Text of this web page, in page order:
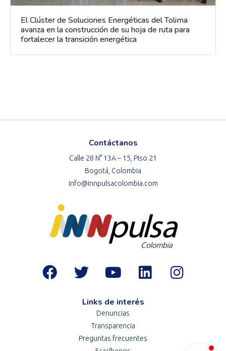
El Clúster de Soluciones Energéticas del Tolima
avanza en la construcción de su hoja de ruta para
fortalecer la transición energética
Contáctanos
Calle 28 N° 13A – 15, Piso 21
Bogotá, Colombia
info@innpulsacolombia.com
Links de interés
Denuncias
Transparencia
Preguntas frecuentes